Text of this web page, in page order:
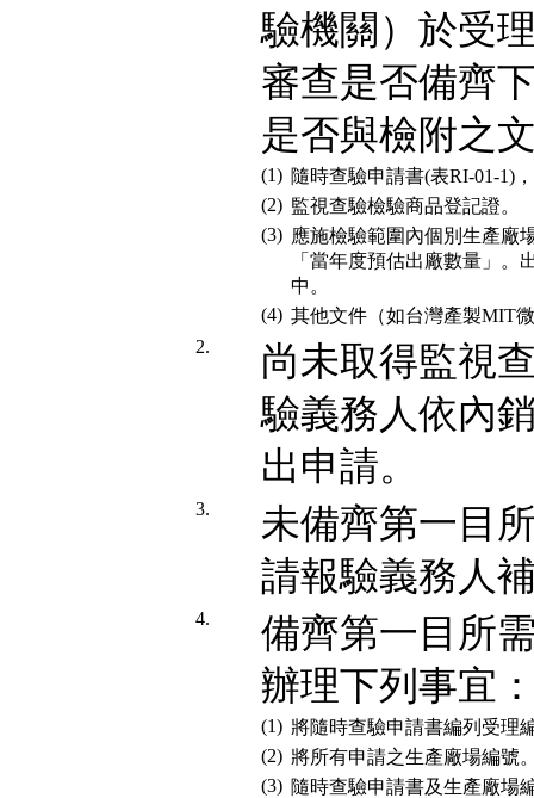
驗機關）於受
審查是否備齊
是否與檢附之
(1) 隨時查驗申請書(表RI-01-1)
(2) 監視查驗檢驗商品登記證。
(3) 應施檢驗範圍內個別生產廠
「當年度預估出廠數量」
中。
(4) 其他文件（如台灣產製MIT
2.
尚未取得監視
驗義務人依內
出申請。
3.
未備齊第一目
請報驗義務人
4.
備齊第一目所
辦理下列事宜
(1) 將隨時查驗申請書編列受理
(2) 將所有申請之生產廠場編號
(3) 隨時查驗申請書及生產廠場